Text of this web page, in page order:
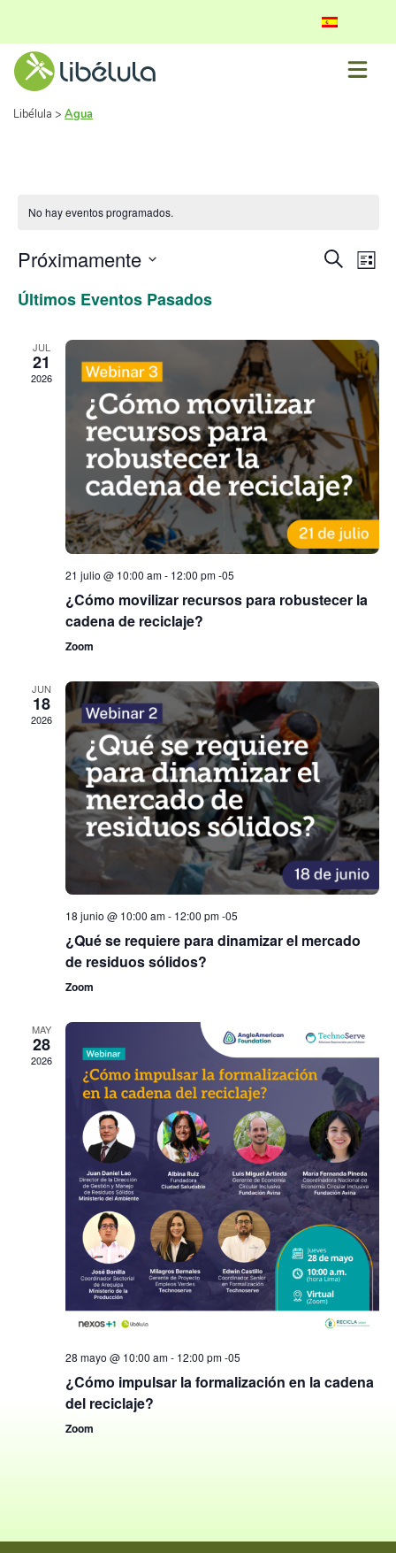
Libélula > Agua
No hay eventos programados.
y
vistas
de
Buscar
de
Lista
Próximamente
fecha.
Últimos Eventos Pasados
JUL
21
2026
21 julio @ 10:00 am- 12:00 pm -05
¿Cómo movilizar recursos para robustecer la
cadena de reciclaje?
Zoom
JUN
18
2026
18 junio @ 10:00 am- 12:00 pm -05
¿Qué se requiere para dinamizar el mercado
de residuos sólidos?
Zoom
MAY
28
2026
28 mayo @ 10:00 am- 12:00 pm -05
¿Cómo impulsar la formalización en la cadena
del reciclaje?
Zoom